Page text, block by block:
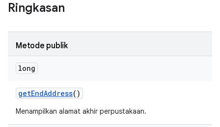
Ringkasan
Metode publik
long
getEndAddress()
Menampilkan alamat akhir perpustakaan.